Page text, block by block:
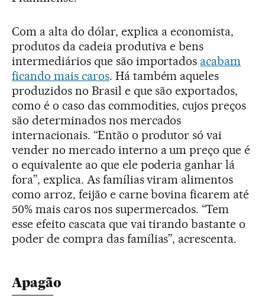
Com a alta do dólar, explica a economista,
produtos da cadeia produtiva e bens
intermediários que são importados acabam
ficando mais caros. Há também aqueles
produzidos no Brasil e que são exportados,
como é o caso das commodities, cujos preços
são determinados nos mercados
internacionais. “Então o produtor só vai
vender no mercado interno a um preço que é
o equivalente ao que ele poderia ganhar lá
fora”, explica. As famílias viram alimentos
como arroz, feijão e carne bovina ficarem até
50% mais caros nos supermercados. “Tem
esse efeito cascata que vai tirando bastante o
poder de compra das famílias”, acrescenta.
Apagão